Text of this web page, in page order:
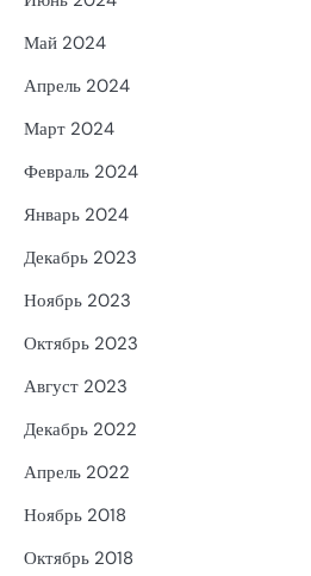
Май 2024
Апрель 2024
Март 2024
Февраль 2024
Январь 2024
Декабрь 2023
Ноябрь 2023
Октябрь 2023
Август 2023
Декабрь 2022
Апрель 2022
Ноябрь 2018
Октябрь 2018